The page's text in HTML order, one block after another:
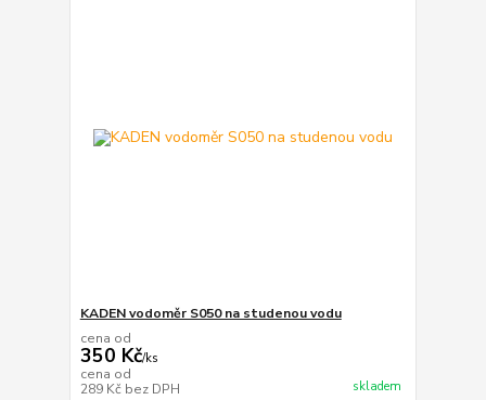
KADEN vodoměr S050 na studenou vodu
cena od
350 Kč/ks
cena od
289 Kč bez DPH skladem